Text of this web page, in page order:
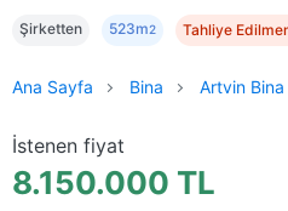
Şirketten 523m2 Tahliye
Ana Sayfa Bina Artvin Bina
İstenen fiyat
8.150.000 TL